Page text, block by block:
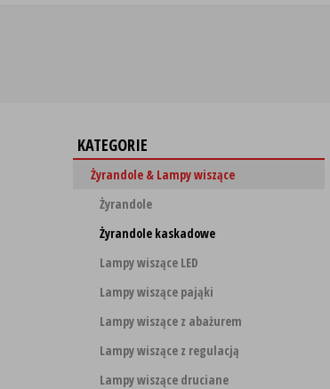
KATEGORIE
Żyrandole & Lampy wiszące
Żyrandole
Żyrandole kaskadowe
Lampy wiszące LED
Lampy wiszące pająki
Lampy wiszące z abażurem
Lampy wiszące z regulacją
Lampy wiszące druciane